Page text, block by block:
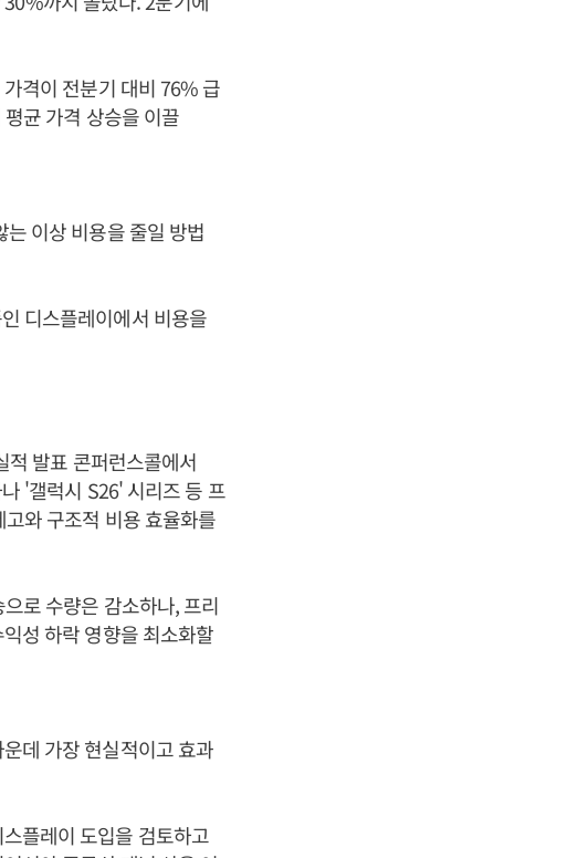
격이 전분기 대비 76% 급
균 가격 상승을 이끌
이상 비용을 줄일 방법
디스플레이에서 비용을
적 발표 콘퍼런스콜에서
'갤럭시 S26' 시리즈 등 프
와 구조적 비용 효율화를
로 수량은 감소하나, 프리
성 하락 영향을 최소화할
데 가장 현실적이고 효과
플레이 도입을 검토하고